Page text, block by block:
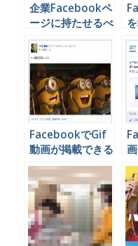
企業Facebookペ
ージに持たせるべ
き役割とその効果
を分析する方法
FacebookでGif
動画が掲載できる
というのでやって
みたけどG+のほ
うが全然上だった